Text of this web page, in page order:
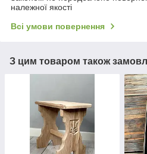
належної якості
Всі умови повернення
З цим товаром також